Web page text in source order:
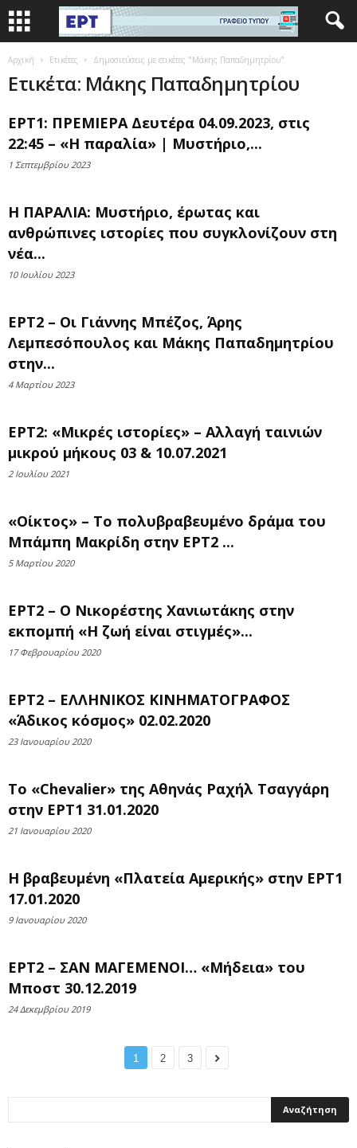
Αρχική Ετικέτες Δημοσιεύσεις με ετικέτες "Μάκης Παπαδημητρίου"
Ετικέτα: Μάκης Παπαδημητρίου
ΕΡΤ1: ΠΡΕΜΙΕΡΑ Δευτέρα 04.09.2023, στις
22:45 – «Η παραλία» | Μυστήριο,...
1 Σεπτεμβρίου 2023
Η ΠΑΡΑΛΙΑ: Μυστήριο, έρωτας και
ανθρώπινες ιστορίες που συγκλονίζουν στη
νέα...
10 Ιουλίου 2023
ΕΡΤ2 – Οι Γιάννης Μπέζος, Άρης
Λεμπεσόπουλος και Μάκης Παπαδημητρίου
στην...
4 Μαρτίου 2023
ΕΡΤ2: «Μικρές ιστορίες» – Αλλαγή ταινιών
μικρού μήκους 03 & 10.07.2021
2 Ιουλίου 2021
«Οίκτος» – Το πολυβραβευμένο δράμα του
Μπάμπη Μακρίδη στην ΕΡΤ2 ...
5 Μαρτίου 2020
ΕΡΤ2 – Ο Νικορέστης Χανιωτάκης στην
εκπομπή «Η ζωή είναι στιγμές»...
17 Φεβρουαρίου 2020
ΕΡΤ2 – ΕΛΛΗΝΙΚΟΣ ΚΙΝΗΜΑΤΟΓΡΑΦΟΣ
«Άδικος κόσμος» 02.02.2020
23 Ιανουαρίου 2020
Το «Chevalier» της Αθηνάς Ραχήλ Τσαγγάρη
στην ΕΡΤ1 31.01.2020
21 Ιανουαρίου 2020
Η βραβευμένη «Πλατεία Αμερικής» στην ΕΡΤ1
17.01.2020
9 Ιανουαρίου 2020
ΕΡΤ2 – ΣΑΝ ΜΑΓΕΜΕΝΟΙ… «Μήδεια» του
Μποστ 30.12.2019
24 Δεκεμβρίου 2019
1 2 3